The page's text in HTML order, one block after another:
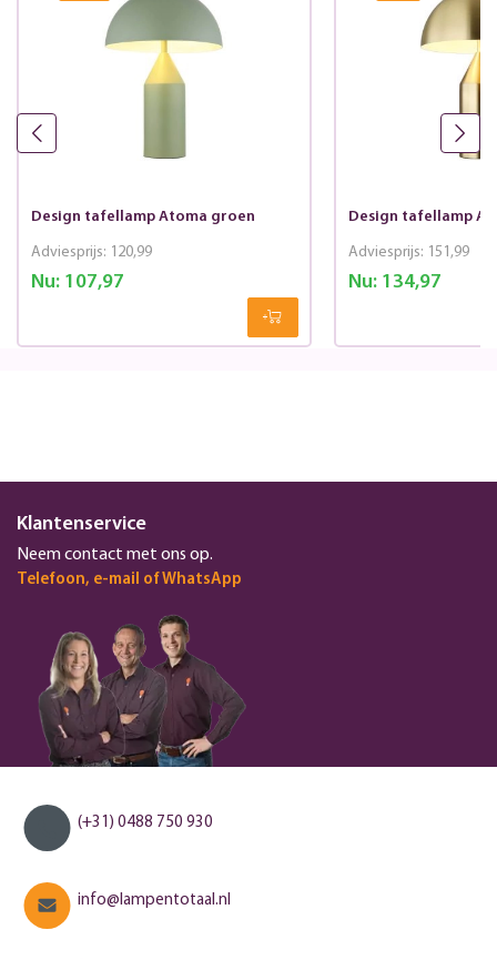
Design tafellamp Atoma groen
Nu:107,97
Adviesprijs: 120,99
Design tafellamp
Nu:134,97
Adviesprijs: 151,99
Klantenservice
Neem contact met ons op.
Telefoon, e-mail of WhatsApp
(+31) 0488 750 930
info@lampentotaal.nl